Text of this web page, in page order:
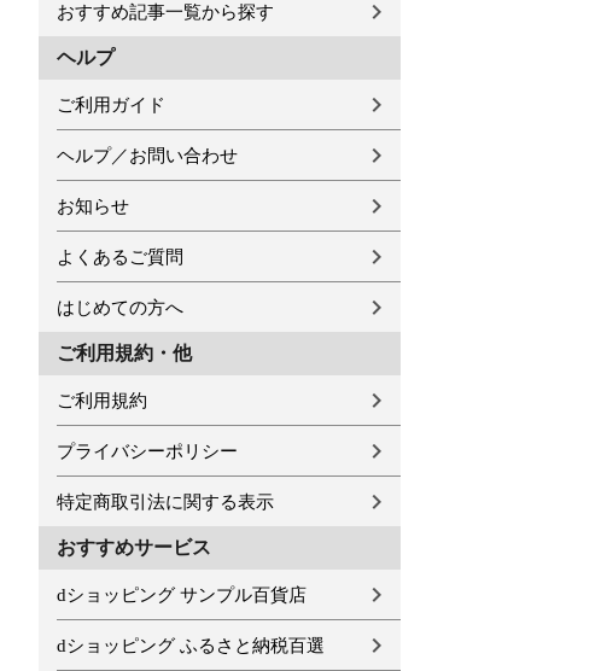
おすすめ記事一覧から探す
ヘルプ
ご利用ガイド
ヘルプ／お問い合わせ
お知らせ
よくあるご質問
はじめての方へ
ご利用規約・他
ご利用規約
プライバシーポリシー
特定商取引法に関する表示
おすすめサービス
dショッピング サンプル百貨店
dショッピング ふるさと納税百選